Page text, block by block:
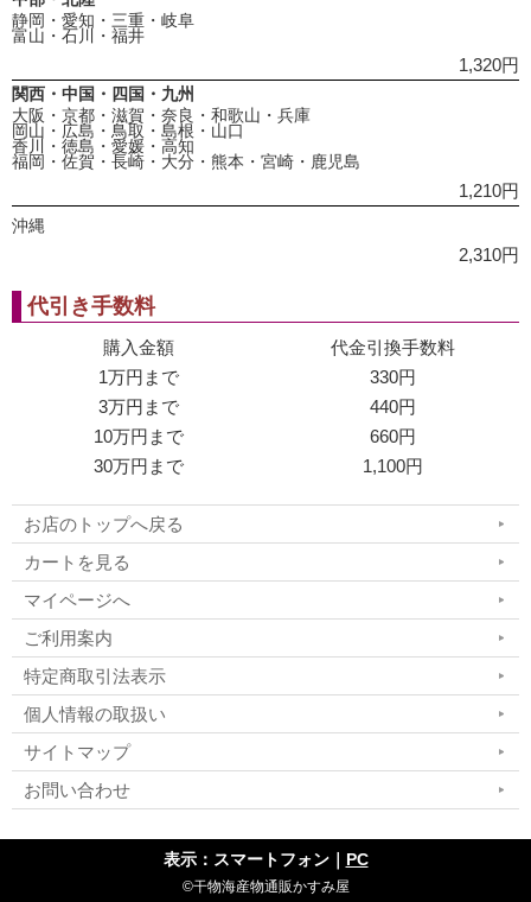
静岡・愛知・三重・岐阜
富山・石川・福井
1,320円
関西・中国・四国・九州
大阪・京都・滋賀・奈良・和歌山・兵庫
岡山・広島・鳥取・島根・山口
香川・徳島・愛媛・高知
福岡・佐賀・長崎・大分・熊本・宮崎・鹿児島
1,210円
沖縄
2,310円
代引き手数料
購入金額
代金引換手数料
1万円まで
330円
3万円まで
440円
10万円まで
660円
30万円まで
1,100円
お店のトップへ戻る
カートを見る
マイページへ
ご利用案内
特定商取引法表示
個人情報の取扱い
サイトマップ
お問い合わせ
表示：スマートフォン｜ PC
©干物海産物通販かすみ屋